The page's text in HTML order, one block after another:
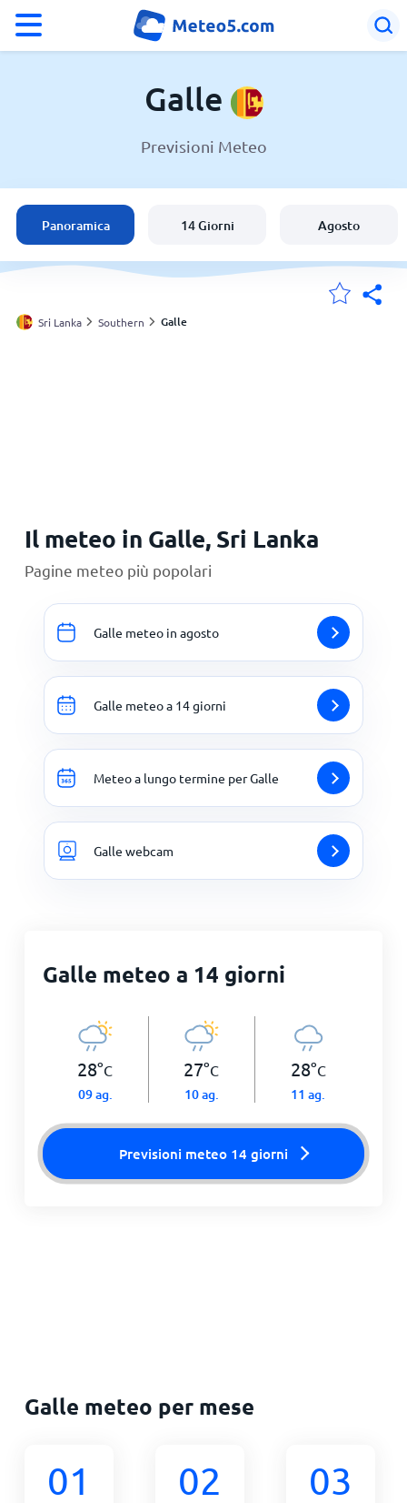
Sri Lanka
Italia
Svizzera
Galle
Previsioni Meteo
Panoramica 14 Giorni Agosto
Sri Lanka Southern Galle
Il meteo in Galle, Sri Lanka
Pagine meteo più popolari
Galle meteo in agosto
Galle meteo a 14 giorni
Meteo a lungo termine per Galle
Galle webcam
Galle meteo a 14 giorni
28°C
09 ag.
27°C
10 ag.
28°C
11 ag.
Previsioni meteo 14 giorni
Galle meteo per mese
01 02 03